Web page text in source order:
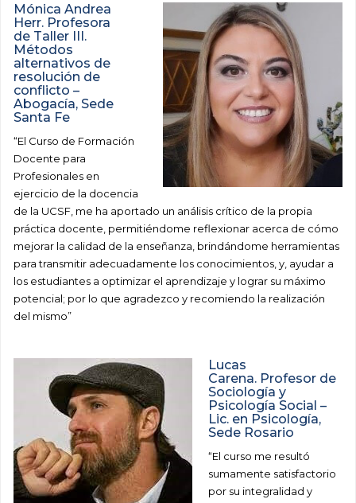
Mónica Andrea
Herr. Profesora
de Taller III.
Métodos
alternativos de
resolución de
conflicto –
Abogacía, Sede
Santa Fe
“El Curso de Formación
Docente para
Profesionales en
ejercicio de la docencia
de la UCSF, me ha aportado un análisis crítico de la propia
práctica docente, permitiéndome reflexionar acerca de cómo
mejorar la calidad de la enseñanza, brindándome herramientas
para transmitir adecuadamente los conocimientos, y, ayudar a
los estudiantes a optimizar el aprendizaje y lograr su máximo
potencial; por lo que agradezco y recomiendo la realización
del mismo”
Lucas
Carena. Profesor de
Sociología y
Psicología Social –
Lic. en Psicología,
Sede Rosario
“El curso me resultó
sumamente satisfactorio
por su integralidad y